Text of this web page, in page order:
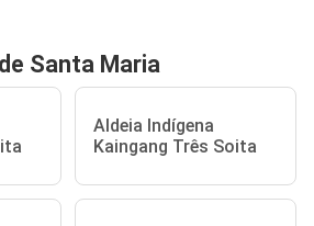
Santa Maria
Aldeia Indígena
Kaingang Três Soita